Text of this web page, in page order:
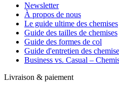
Newsletter
À propos de nous
Le guide ultime des chemises
Guide des tailles de chemises
Guide des formes de col
Guide d'entretien des
Business vs. Casual –
Livraison & paiement